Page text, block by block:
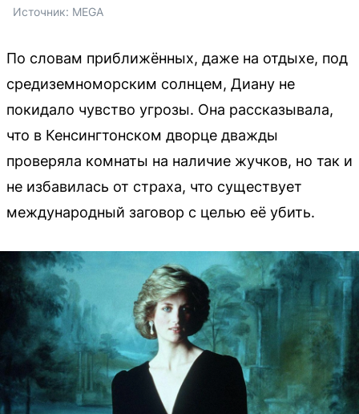
Источник: MEGA
По словам приближённых, даже на отдыхе, под
средиземноморским солнцем, Диану не
покидало чувство угрозы. Она рассказывала,
что в Кенсингтонском дворце дважды
проверяла комнаты на наличие жучков, но так и
не избавилась от страха, что существует
международный заговор с целью её убить.